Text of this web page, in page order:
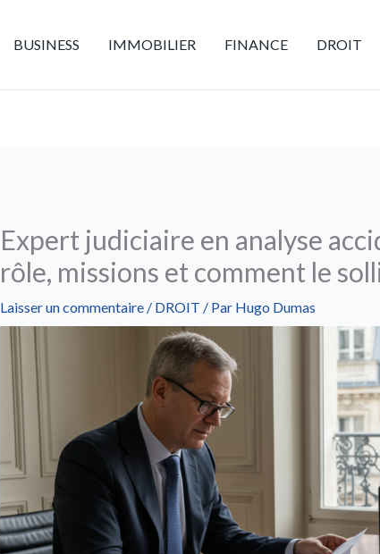
BUSINESS IMMOBILIER FINANCE DROIT
Expert judiciaire en analyse
rôle, missions et comment le
Laisser un commentaire / DROIT / Par Hugo Dumas